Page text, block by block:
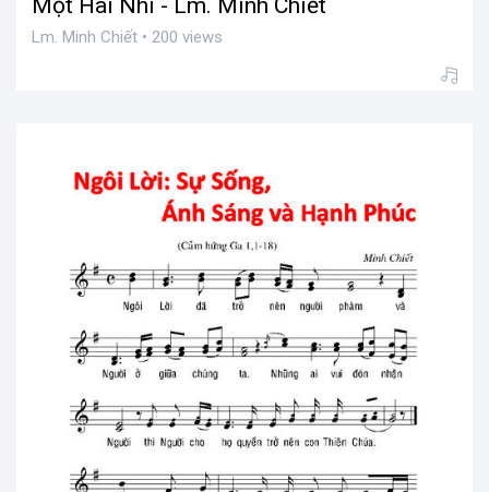
Lm. Minh Chiết • 200 views